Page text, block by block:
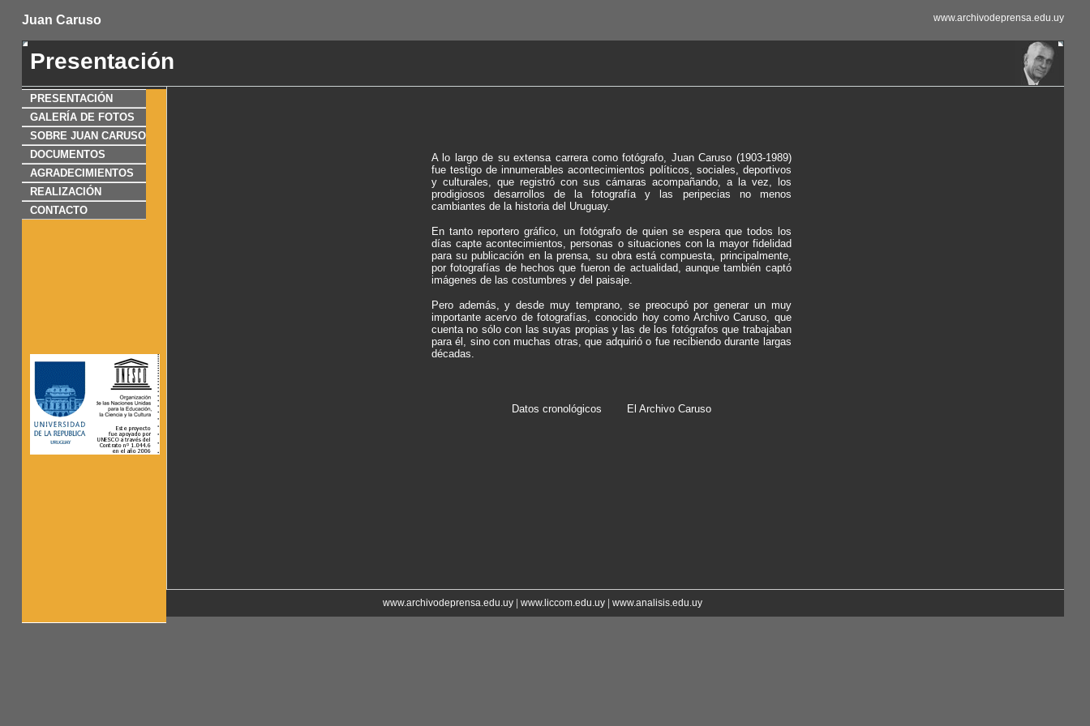
Juan Caruso www.archivodeprensa.edu.uy
Presentación
A lo largo de su extensa carrera como fotógrafo, Juan Caruso (1903-1989)
fue testigo de innumerables acontecimientos políticos, sociales, deportivos
y culturales, que registró con sus cámaras acompañando, a la vez, los
prodigiosos desarrollos de la fotografía y las peripecias no menos
cambiantes de la historia del Uruguay.
En tanto reportero gráfico, un fotógrafo de quien se espera que todos los
días capte acontecimientos, personas o situaciones con la mayor fidelidad
para su publicación en la prensa, su obra está compuesta, principalmente,
por fotografías de hechos que fueron de actualidad, aunque también captó
imágenes de las costumbres y del paisaje.
Pero además, y desde muy temprano, se preocupó por generar un muy
importante acervo de fotografías, conocido hoy como Archivo Caruso, que
cuenta no sólo con las suyas propias y las de los fotógrafos que trabajaban
para él, sino con muchas otras, que adquirió o fue recibiendo durante largas
décadas.
Datos cronológicos El Archivo Caruso
PRESENTACIÓN
GALERÍA DE FOTOS
SOBRE JUAN CARUSO
DOCUMENTOS
AGRADECIMIENTOS
REALIZACIÓN
CONTACTO
www.archivodeprensa.edu.uy |www.liccom.edu.uy |www.analisis.edu.uy